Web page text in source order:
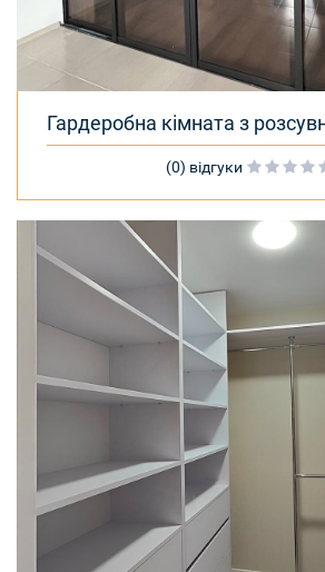
Гардеробна кімната з
(0) відгуки